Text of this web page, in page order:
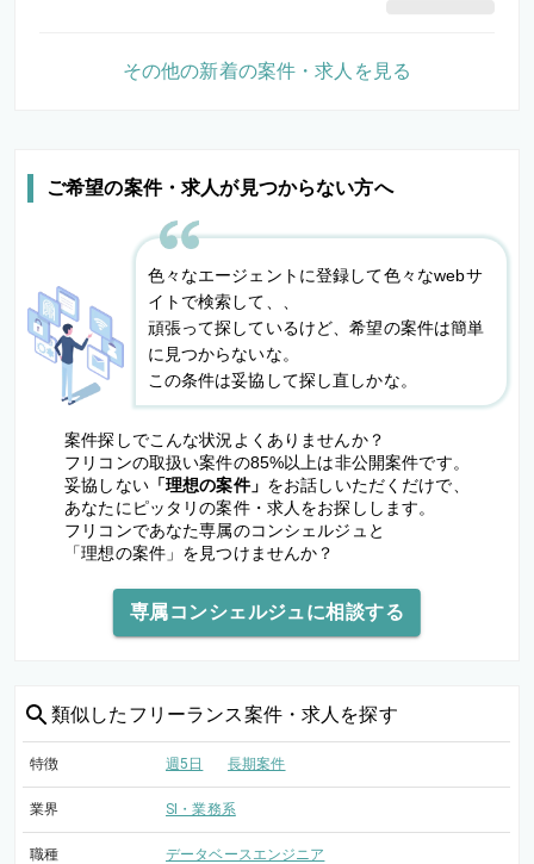
ご希望の案件・求人が見つからない方へ
色々なエージェントに登録して色々なwebサ
イトで検索して、、
頑張って探しているけど、希望の案件は簡単
に見つからないな。
この条件は妥協して探し直しかな。
案件探しでこんな状況よくありませんか？
フリコンの取扱い案件の85%以上は非公開案件です。
妥協しない「理想の案件」 をお話しいただくだけで、
あなたにピッタリの案件・求人をお探しします。
フリコンであなた専属のコンシェルジュと
「理想の案件」を見つけませんか？
専属コンシェルジュに相談する
類似した フリーランス案件・求人を探す
特徴 週5日 長期案件
業界 SI・業務系
職種 データベースエンジニア
その他の新着の案件・求人を見る